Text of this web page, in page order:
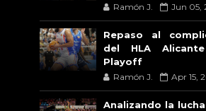
Ramón J. Jun 05,
Repaso al
del HLA
Playoff
Ramón J. Apr 15,
Analizando la